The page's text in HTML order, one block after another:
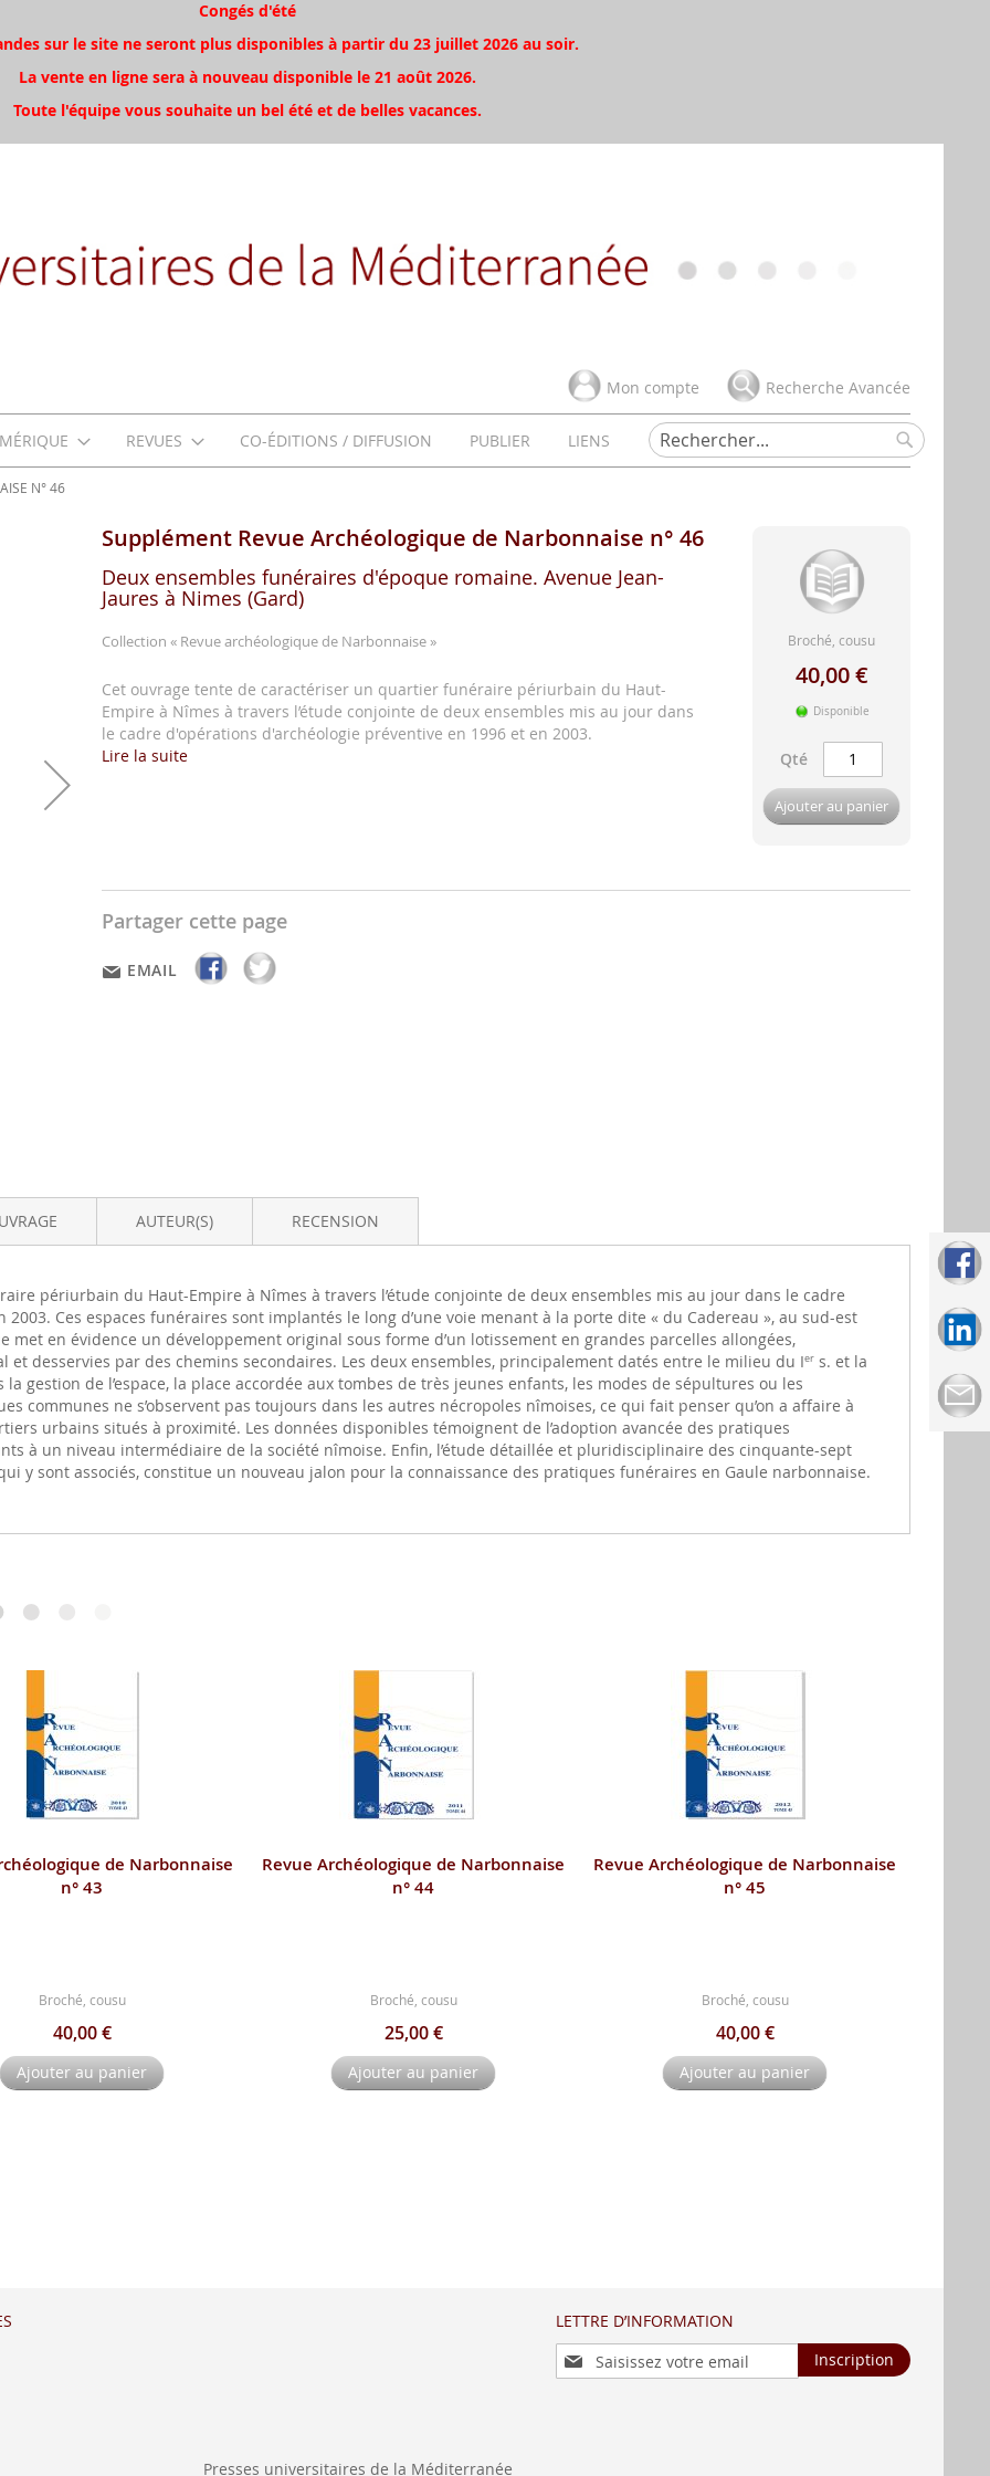
Congés d'été
sur le site ne seront plus disponibles à partir du 23 juillet 2026 au soir.
La vente en ligne sera à nouveau disponible le 21 août 2026.
Toute l'équipe vous souhaite un bel été et de belles vacances.
Mon compte Recherche Avancée
REVUES CO-ÉDITIONS / DIFFUSION PUBLIER
LIENS
Rechercher
Rechercher
N° 46
Supplément Revue Archéologique de Narbonnaise n° 46
Deux ensembles funéraires d'époque romaine. Avenue Jean-
Jaures à Nimes (Gard)
Collection « Revue archéologique de Narbonnaise »
Cet ouvrage tente de caractériser un quartier funéraire périurbain du Haut-
Empire à Nîmes à travers l’étude conjointe de deux ensembles mis au jour dans
le cadre d'opérations d'archéologie préventive en 1996 et en 2003.
Lire la suite
Broché, cousu
40,00 €
Disponible
Qté
Ajouter au panier
Partager cette page
EMAIL
périurbain du Haut-Empire à Nîmes à travers l’étude conjointe de deux ensembles mis au jour dans le cadre
Ces espaces funéraires sont implantés le long d’une voie menant à la porte dite « du Cadereau », au sud-est
met en évidence un développement original sous forme d’un lotissement en grandes parcelles allongées,
desservies par des chemins secondaires. Les deux ensembles, principalement datés entre le milieu du Ier s. et la
gestion de l’espace, la place accordée aux tombes de très jeunes enfants, les modes de sépultures ou les
communes ne s’observent pas toujours dans les autres nécropoles nîmoises, ce qui fait penser qu’on a affaire à
urbains situés à proximité. Les données disponibles témoignent de l’adoption avancée des pratiques
à un niveau intermédiaire de la société nîmoise. Enfin, l’étude détaillée et pluridisciplinaire des cinquante-sept
y sont associés, constitue un nouveau jalon pour la connaissance des pratiques funéraires en Gaule narbonnaise.
AUTEUR(S) RECENSION
de Narbonnaise
n° 43
Broché, cousu
40,00 €
Ajouter au panier
Revue Archéologique de Narbonnaise
n° 44
Broché, cousu
25,00 €
Ajouter au panier
Revue Archéologique de Narbonnaise
n° 45
Broché, cousu
40,00 €
Ajouter au panier
LETTRE D’INFORMATION
Inscription
à
Inscription
Presses universitaires de la Méditerranée